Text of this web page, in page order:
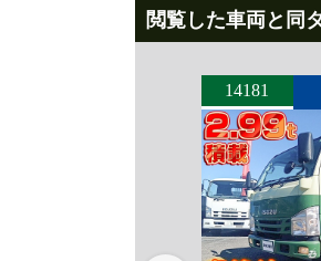
閲覧した車両と同
14181